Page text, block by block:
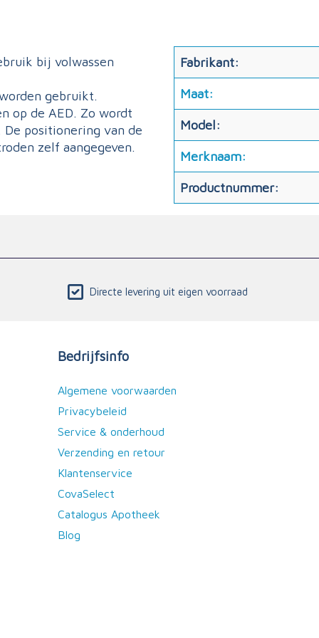
bij volwassen
gebruikt.
op de AED. Zo wordt
positionering van de
zelf aangegeven.
Fabrikant:
Maat:
Model:
Merknaam:
Productnummer:
Directe levering uit eigen voorraad
Bedrijfsinfo
Algemene voorwaarden
Privacybeleid
Service & onderhoud
Verzending en retour
Klantenservice
CovaSelect
Catalogus Apotheek
Blog